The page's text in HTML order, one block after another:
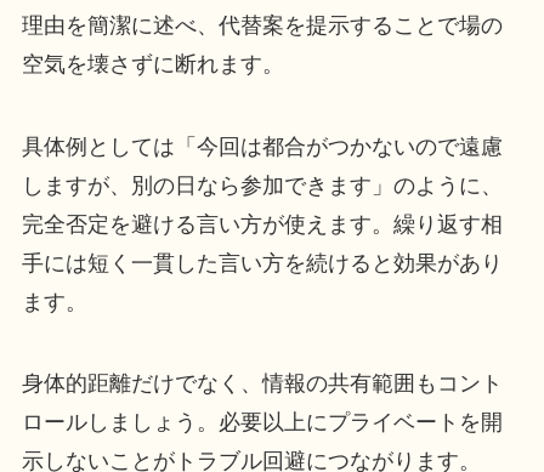
理由を簡潔に述べ、代替案を提示することで場の
空気を壊さずに断れます。
具体例としては「今回は都合がつかないので遠慮
しますが、別の日なら参加できます」のように、
完全否定を避ける言い方が使えます。繰り返す相
手には短く一貫した言い方を続けると効果があり
ます。
身体的距離だけでなく、情報の共有範囲もコント
ロールしましょう。必要以上にプライベートを開
示しないことがトラブル回避につながります。